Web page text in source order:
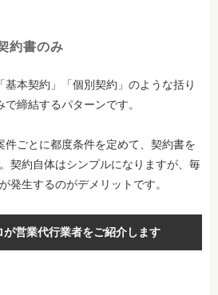
約書のみ
基本契約」「個別契約」のような括り
締結するパターンです。
件ごとに都度条件を定めて、契約書を
契約自体はシンプルになりますが、毎
発生するのがデメリットです。
が営業代行業者をご紹介します